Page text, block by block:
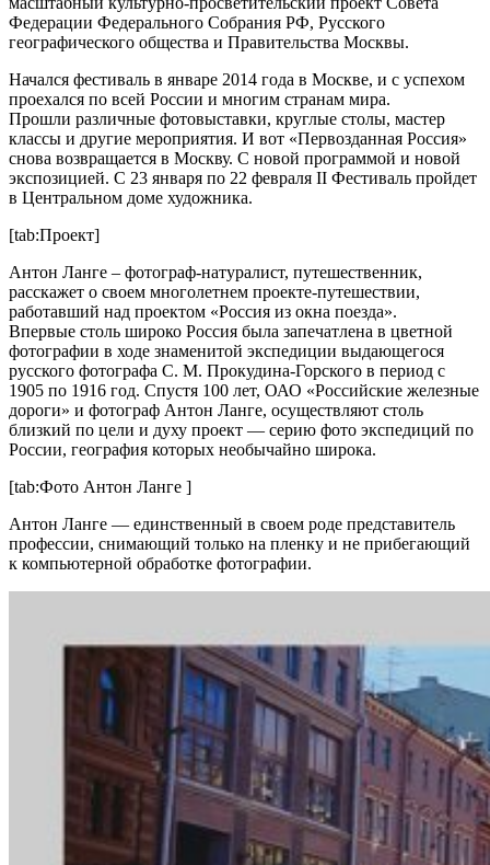
Федерации Федерального Собрания РФ, Русского
географического общества и Правительства Москвы.
Начался фестиваль в январе 2014 года в Москве, и с успехом
проехался по всей России и многим странам мира.
Прошли различные фотовыставки, круглые столы, мастер
классы и другие мероприятия. И вот «Первозданная Россия»
снова возвращается в Москву. С новой программой и новой
экспозицией. С 23 января по 22 февраля II Фестиваль пройдет
в Центральном доме художника.
[tab:Проект]
Антон Ланге – фотограф-натуралист, путешественник,
расскажет о своем многолетнем проекте-путешествии,
работавший над проектом «Россия из окна поезда».
Впервые столь широко Россия была запечатлена в цветной
фотографии в ходе знаменитой экспедиции выдающегося
русского фотографа С. М. Прокудина-Горского в период с
1905 по 1916 год. Спустя 100 лет, ОАО «Российские железные
дороги» и фотограф Антон Ланге, осуществляют столь
близкий по цели и духу проект — серию фото экспедиций по
России, география которых необычайно широка.
[tab:Фото Антон Ланге ]
Антон Ланге — единственный в своем роде представитель
профессии, снимающий только на пленку и не прибегающий
к компьютерной обработке фотографии.